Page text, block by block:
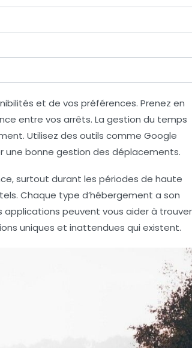
et de vos préférences. Prenez en
entre vos arrêts. La gestion du temps
Utilisez des outils comme Google
une bonne gestion des déplacements.
surtout durant les périodes de haute
Chaque type d’hébergement a son
peuvent vous aider à trouver
uniques et inattendues qui existent.